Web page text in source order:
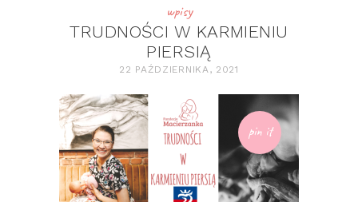
wpisy
TRUDNOŚCI W KARMIENIU
PIERSIĄ
22 PAŹDZIERNIKA, 2021
pin it